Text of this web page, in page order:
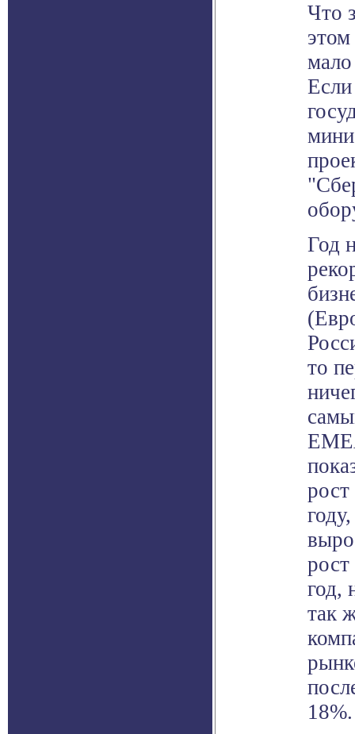
Что
этом
мало
Если
Год
то
год,
так
18%.